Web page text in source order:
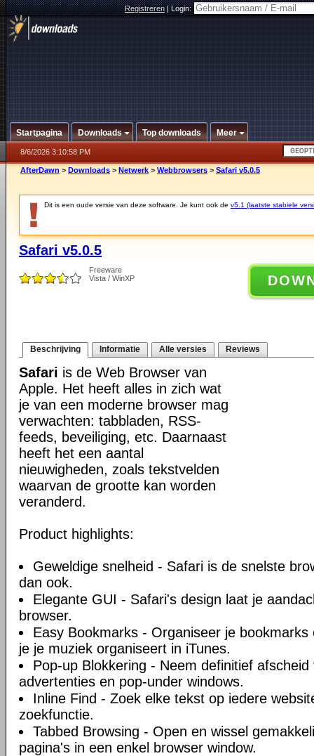
Registreren|Login:
Startpagina Downloads Top downloads Meer
8/6/2026 3:10:58 PM
AfterDawn > Downloads > Netwerk > Webbrowsers > Safari v5.0.5
Dit is een oude versie van deze software. Je kunt ook de v5.1 (laatste stabiele
Safari v5.0.5
Freeware
Vista / WinXP
Beschrijving Informatie Alle versies Reviews
Safari is de Web Browser van
Apple. Het heeft alles in zich wat
je van een moderne browser mag
verwachten: tabbladen, RSS-
feeds, beveiliging, etc. Daarnaast
heeft het een aantal
nieuwigheden, zoals tekstvelden
waarvan de grootte kan worden
veranderd.
Product highlights:
Geweldige snelheid - Safari is de snelste
dan ook.
Elegante GUI - Safari's design laat je
browser.
Easy Bookmarks - Organiseer je
je je muziek organiseert in iTunes.
Pop-up Blokkering - Neem definitief
advertenties en pop-under windows.
Inline Find - Zoek elke tekst op iedere
zoekfunctie.
Tabbed Browsing - Open en wissel
pagina's in een enkel browser window.